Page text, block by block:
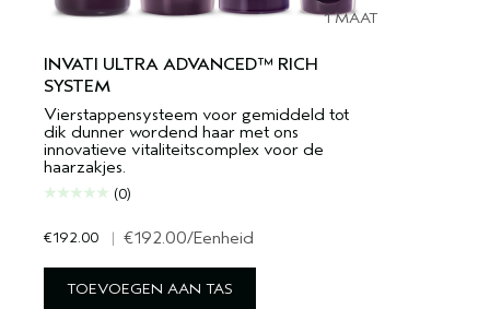
1 MAAT
INVATI ULTRA ADVANCED™ RICH
SYSTEM
Vierstappensysteem voor gemiddeld tot
dik dunner wordend haar met ons
innovatieve vitaliteitscomplex voor de
haarzakjes.
(0)
€192.00 | €192.00/Eenheid
TOEVOEGEN AAN TAS